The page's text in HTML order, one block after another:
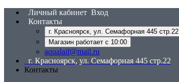
Личный кабинет Вход
Контакты
г. Красноярск, ул. Семафорная 445 стр.22
Магазин работает с 10:00
aqualaif@mail.ru
г. Красноярск, ул. Семафорная 445 стр.22
Контакты